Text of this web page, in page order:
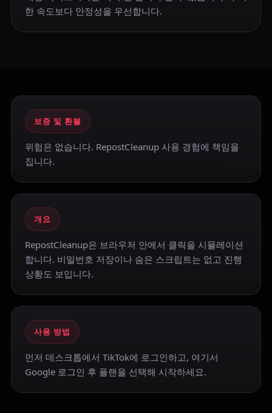
한 속도보다 안정성을 우선합니다.
보증 및 환불
위험은 없습니다. RepostCleanup 사용 경험에 책임을
집니다.
개요
RepostCleanup은 브라우저 안에서 클릭을 시뮬레이션
합니다. 비밀번호 저장이나 숨은 스크립트는 없고 진행
상황도 보입니다.
사용 방법
먼저 데스크톱에서 TikTok에 로그인하고, 여기서
Google 로그인 후 플랜을 선택해 시작하세요.